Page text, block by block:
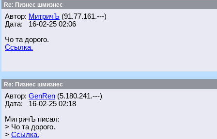
Re: Пизнес шмизнес
Автор: МитричЪ (91.77.161.---)
Дата: 16-02-25 02:06
Чо та дорого.
Ссылка.
Re: Пизнес шмизнес
Автор: GenRen (5.180.241.---)
Дата: 16-02-25 02:18
МитричЪ писал:
> Чо та дорого.
> Ссылка.